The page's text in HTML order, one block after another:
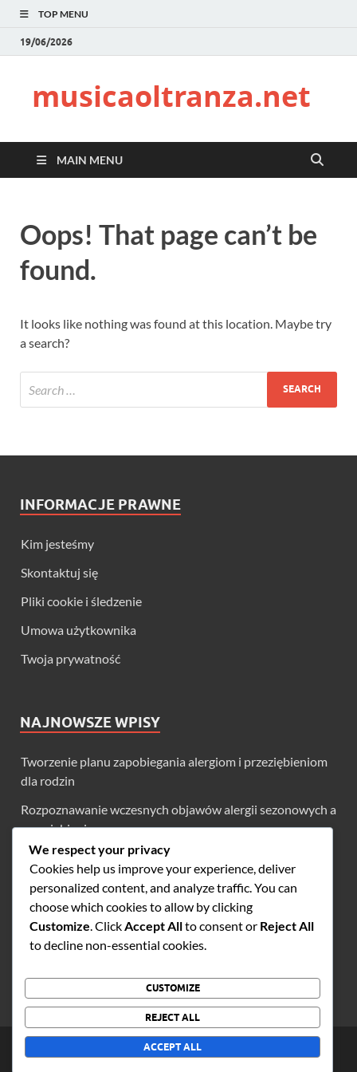
TOP MENU
19/06/2026
musicaoltranza.net
MAIN MENU
Oops! That page can’t be
found.
It looks like nothing was found at this location. Maybe try
a search?
INFORMACJE PRAWNE
Kim jesteśmy
Skontaktuj się
Pliki cookie i śledzenie
Umowa użytkownika
Twoja prywatność
NAJNOWSZE WPISY
Tworzenie planu zapobiegania alergiom i przeziębieniom
dla rodzin
Rozpoznawanie wczesnych objawów alergii sezonowych a
przeziębienia
Zimne terapie: Zrozumienie roli odpoczynku i
nawodnienia
Budowanie odporności w walce z alergiami sezonowymi i
przeziębieniami
Długoterminowe plany leczenia alergii sezonowych i
musicaoltranza.net
We respect your privacy
Cookies help us improve your experience, deliver
personalized content, and analyze traffic. You can
choose which cookies to allow by clicking
Customize . Click Accept Allto consent or Reject All
to decline non-essential cookies.
CUSTOMIZE
REJECT ALL
ACCEPT ALL